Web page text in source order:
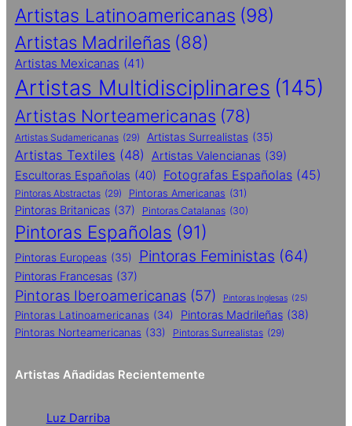
Artistas Latinoamericanas (98)
Artistas Madrileñas (88)
Artistas Mexicanas (41)
Artistas Multidisciplinares (145)
Artistas Norteamericanas (78)
Artistas Sudamericanas (29) Artistas Surrealistas (35)
Artistas Textiles (48) Artistas Valencianas (39)
Escultoras Españolas (40) Fotografas Españolas (45)
Pintoras Abstractas (29) Pintoras Americanas (31)
Pintoras Britanicas (37) Pintoras Catalanas (30)
Pintoras Españolas (91)
Pintoras Europeas (35) Pintoras Feministas (64)
Pintoras Francesas (37)
Pintoras Iberoamericanas (57) Pintoras Inglesas (25)
Pintoras Latinoamericanas (34) Pintoras Madrileñas (38)
Pintoras Norteamericanas (33) Pintoras Surrealistas (29)
Artistas Añadidas Recientemente
Luz Darriba